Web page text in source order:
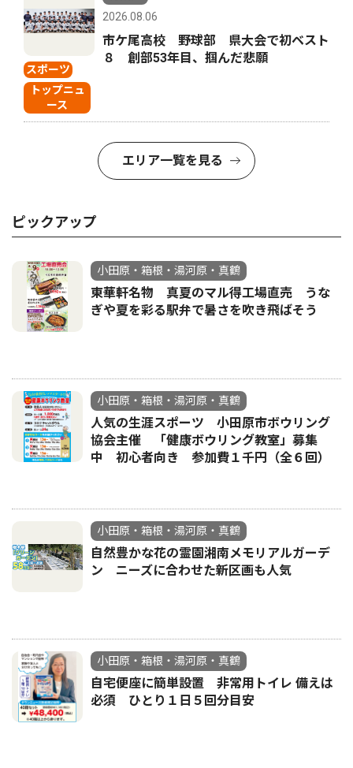
スポーツ
トップニュ
ース
2026.08.06
市ケ尾高校 野球部 県大会で初ベスト
８ 創部53年目、掴んだ悲願
エリア一覧を見る
ピックアップ
小田原・箱根・湯河原・真鶴
東華軒名物 真夏のマル得工場直売 うな
ぎや夏を彩る駅弁で暑さを吹き飛ばそう
小田原・箱根・湯河原・真鶴
人気の生涯スポーツ 小田原市ボウリング
協会主催 「健康ボウリング教室」募集
中 初心者向き 参加費１千円（全６回）
小田原・箱根・湯河原・真鶴
自然豊かな花の霊園湘南メモリアルガーデ
ン ニーズに合わせた新区画も人気
小田原・箱根・湯河原・真鶴
自宅便座に簡単設置 非常用トイレ 備えは
必須 ひとり１日５回分目安